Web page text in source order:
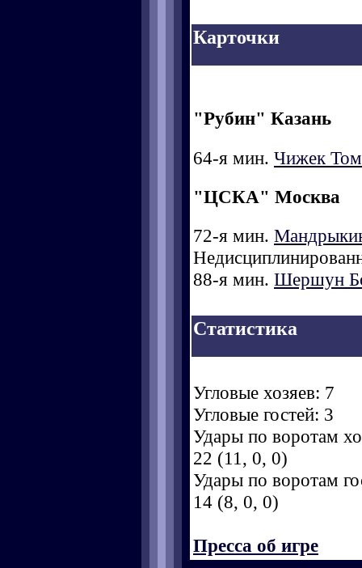
Карточки
"Рубин" Казань
64-я мин. Чижек
"ЦСКА" Москва
72-я мин.
88-я мин. Шершун
Статистика
Угловые хозяев: 7
Угловые гостей: 3
Удары по воротам
22 (11, 0, 0)
Удары по воротам
14 (8, 0, 0)
Пресса об игре